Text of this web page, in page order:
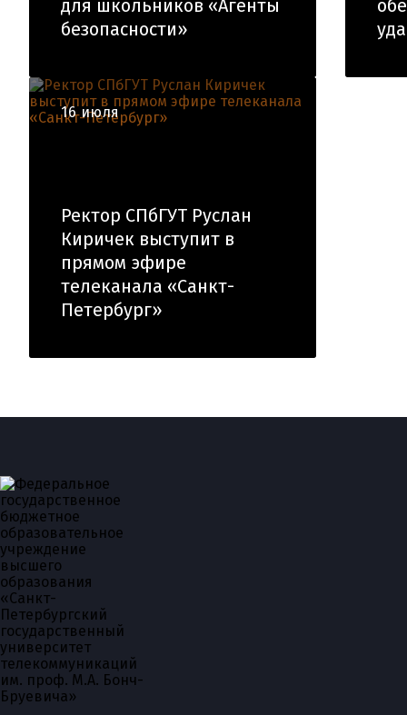
для школьников «Агенты
безопасности»
16 июля
Ректор СПбГУТ Руслан
Киричек выступит в
прямом эфире
телеканала «Санкт-
Петербург»